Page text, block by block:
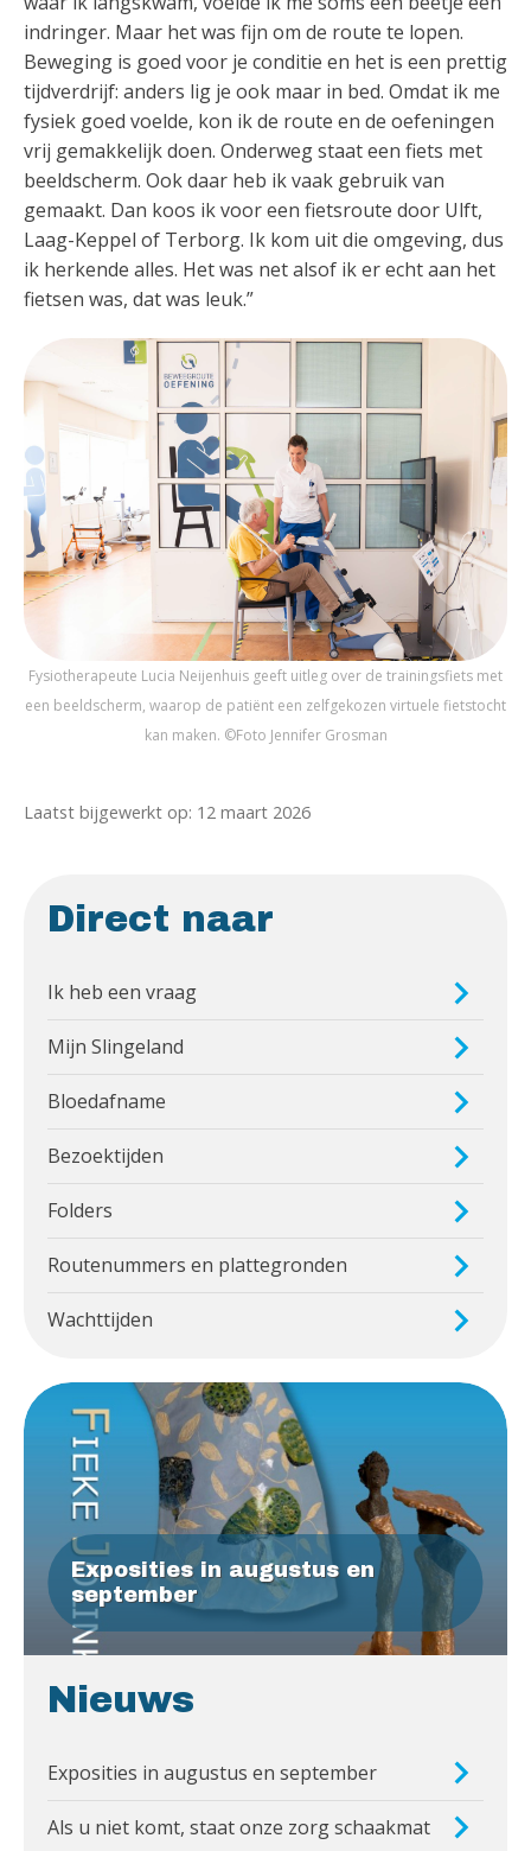
indringer. Maar het was fijn om de route te lopen.
Beweging is goed voor je conditie en het is een prettig
tijdverdrijf: anders lig je ook maar in bed. Omdat ik me
fysiek goed voelde, kon ik de route en de oefeningen
vrij gemakkelijk doen. Onderweg staat een fiets met
beeldscherm. Ook daar heb ik vaak gebruik van
gemaakt. Dan koos ik voor een fietsroute door Ulft,
Laag-Keppel of Terborg. Ik kom uit die omgeving, dus
ik herkende alles. Het was net alsof ik er echt aan het
fietsen was, dat was leuk.”
Fysiotherapeute Lucia Neijenhuis geeft uitleg over de trainingsfiets met
een beeldscherm, waarop de patiënt een zelfgekozen virtuele fietstocht
kan maken. ©Foto Jennifer Grosman
Laatst bijgewerkt op: 12 maart 2026
Direct naar
Ik heb een vraag
Mijn Slingeland
Bloedafname
Bezoektijden
Folders
Routenummers en plattegronden
Wachttijden
Exposities in augustus en
september
Nieuws
Exposities in augustus en september
Als u niet komt, staat onze zorg schaakmat